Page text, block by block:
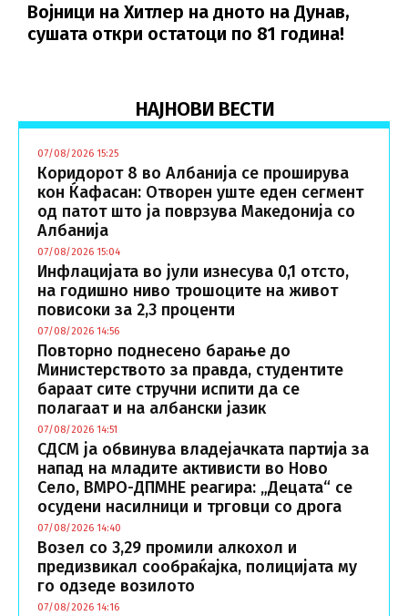
Војници на Хитлер на дното на Дунав,
сушaта откри остатоци по 81 година!
НАЈНОВИ ВЕСТИ
07/08/2026 15:25
Коридорот 8 во Албанија се проширува
кон Ќафасан: Отворен уште еден сегмент
од патот што ја поврзува Македонија со
Албанија
07/08/2026 15:04
Инфлацијата во јули изнесува 0,1 отсто,
на годишно ниво трошоците на живот
повисоки за 2,3 проценти
07/08/2026 14:56
Повторно поднесено барање до
Mинистерството за правда, студентите
бараат сите стручни испити да се
полагаат и на албански јазик
07/08/2026 14:51
СДСМ ја обвинува владејачката партија за
напад на младите активисти во Ново
Село, ВМРО-ДПМНЕ реагира: „Децата“ се
осудени насилници и трговци со дрога
07/08/2026 14:40
Возел со 3,29 промили алкохол и
предизвикал сообраќајка, полицијата му
го одзеде возилото
07/08/2026 14:16